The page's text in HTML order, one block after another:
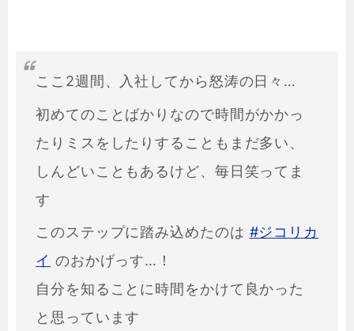
ここ2週間、入社してから怒涛の日々…
初めてのことばかりなので時間がかかっ
たりミスをしたりすることもまだ多い、
しんどいこともあるけど、毎日笑ってま
す
このステップに踏み込めたのは #ジコリカ
イ のおかげっす…！
自分を知ることに時間をかけて良かった
と思っています